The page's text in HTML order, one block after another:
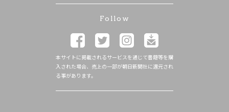
Follow
本サイトに掲載されるサービスを通じて書籍等を購
入された場合、売上の一部が朝日新聞社に還元され
る事があります。